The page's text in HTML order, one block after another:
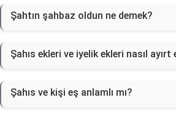
Şahtın şahbaz oldun ne demek?
Şahıs ekleri ve iyelik ekleri nasıl ayırt
Şahıs ve kişi eş anlamlı mı?